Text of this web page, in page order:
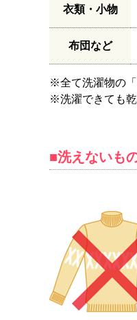
衣類・小物
布団など
※全て洗濯物の「
※洗濯できても乾
■洗えないも